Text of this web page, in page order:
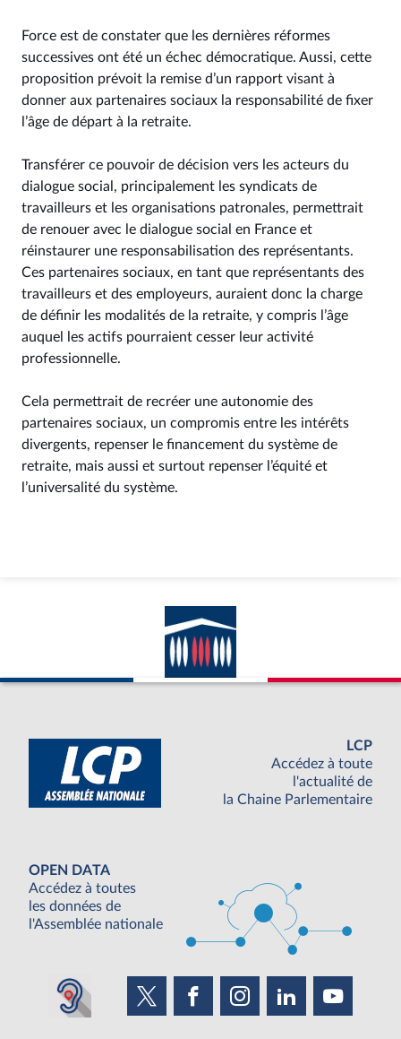
Force est de constater que les dernières réformes
successives ont été un échec démocratique. Aussi, cette
proposition prévoit la remise d’un rapport visant à
donner aux partenaires sociaux la responsabilité de fixer
l’âge de départ à la retraite.
Transférer ce pouvoir de décision vers les acteurs du
dialogue social, principalement les syndicats de
travailleurs et les organisations patronales, permettrait
de renouer avec le dialogue social en France et
réinstaurer une responsabilisation des représentants.
Ces partenaires sociaux, en tant que représentants des
travailleurs et des employeurs, auraient donc la charge
de définir les modalités de la retraite, y compris l’âge
auquel les actifs pourraient cesser leur activité
professionnelle.
Cela permettrait de recréer une autonomie des
partenaires sociaux, un compromis entre les intérêts
divergents, repenser le financement du système de
retraite, mais aussi et surtout repenser l’équité et
l’universalité du système.
LCP
Accédez à toute
l'actualité de
la Chaine Parlementaire
OPEN DATA
Accédez à toutes
les données de
l'Assemblée nationale